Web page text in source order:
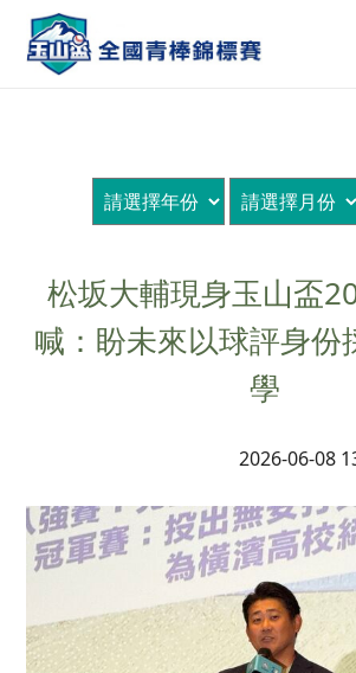
松坂大輔現身玉山盃
喊：盼未來以球評身份
學
2026-06-08